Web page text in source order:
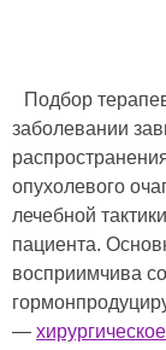
Подбор
заболевании
опухолевого
лечебной
пациента.
восприимчива
—